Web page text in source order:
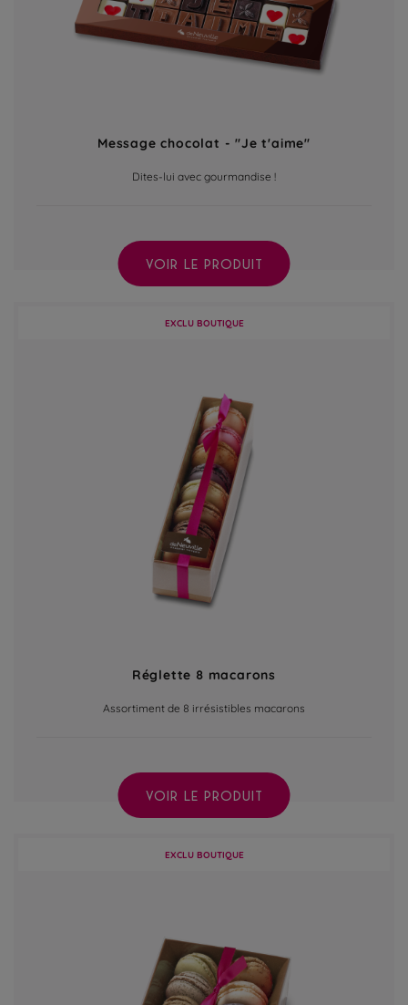
Message chocolat - "Je t'aime"
Dites-lui avec gourmandise !
VOIR LE PRODUIT
EXCLU BOUTIQUE
Réglette 8 macarons
Assortiment de 8 irrésistibles macarons
VOIR LE PRODUIT
EXCLU BOUTIQUE